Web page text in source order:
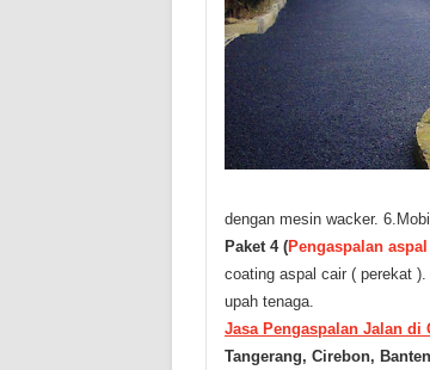
dengan mesin wacker.
Paket 4 (Pengaspalan
coating aspal cair ( perekat ).
upah tenaga.
Jasa Pengaspalan Jalan di
Tangerang, Cirebon,